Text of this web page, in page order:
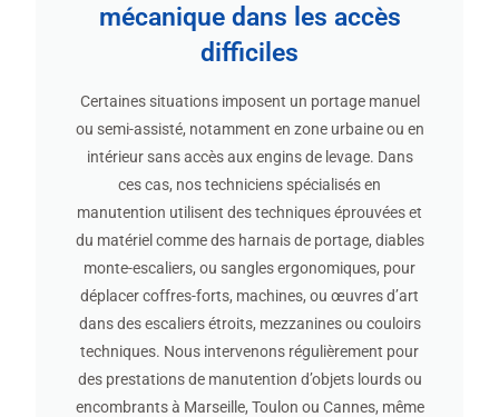
mécanique dans les accès
difficiles
Certaines situations imposent un portage manuel
ou semi-assisté, notamment en zone urbaine ou en
intérieur sans accès aux engins de levage. Dans
ces cas, nos techniciens spécialisés en
manutention utilisent des techniques éprouvées et
du matériel comme des harnais de portage, diables
monte-escaliers, ou sangles ergonomiques, pour
déplacer coffres-forts, machines, ou œuvres d’art
dans des escaliers étroits, mezzanines ou couloirs
techniques. Nous intervenons régulièrement pour
des prestations de manutention d’objets lourds ou
encombrants à Marseille, Toulon ou Cannes, même